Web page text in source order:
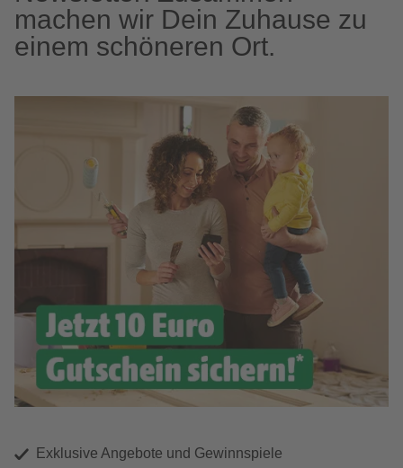
machen wir Dein Zuhause zu
einem schöneren Ort.
Exklusive Angebote und Gewinnspiele